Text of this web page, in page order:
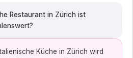
Restaurant in Zürich ist
Küche in Zürich wird